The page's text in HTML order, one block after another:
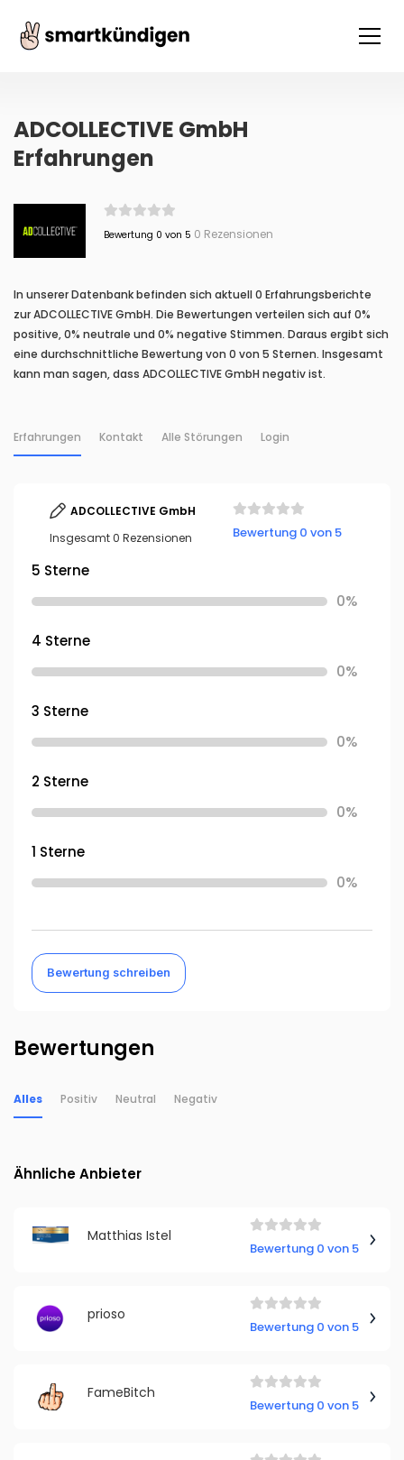
ADCOLLECTIVE GmbH
Erfahrungen
Bewertung 0 von 5 0 Rezensionen
In unserer Datenbank befinden sich aktuell 0 Erfahrungsberichte
zur ADCOLLECTIVE GmbH. Die Bewertungen verteilen sich auf 0%
positive, 0% neutrale und 0% negative Stimmen. Daraus ergibt sich
eine durchschnittliche Bewertung von 0 von 5 Sternen. Insgesamt
kann man sagen, dass ADCOLLECTIVE GmbH negativ ist.
Erfahrungen Kontakt Alle Störungen Login
ADCOLLECTIVE GmbH
Insgesamt 0 Rezensionen
Bewertung 0 von 5
5 Sterne
0%
4 Sterne
0%
3 Sterne
0%
2 Sterne
0%
1 Sterne
0%
Bewertung schreiben
Bewertungen
Alles Positiv Neutral Negativ
Ähnliche Anbieter
Matthias Istel
Bewertung 0 von 5
prioso
Bewertung 0 von 5
FameBitch
Bewertung 0 von 5